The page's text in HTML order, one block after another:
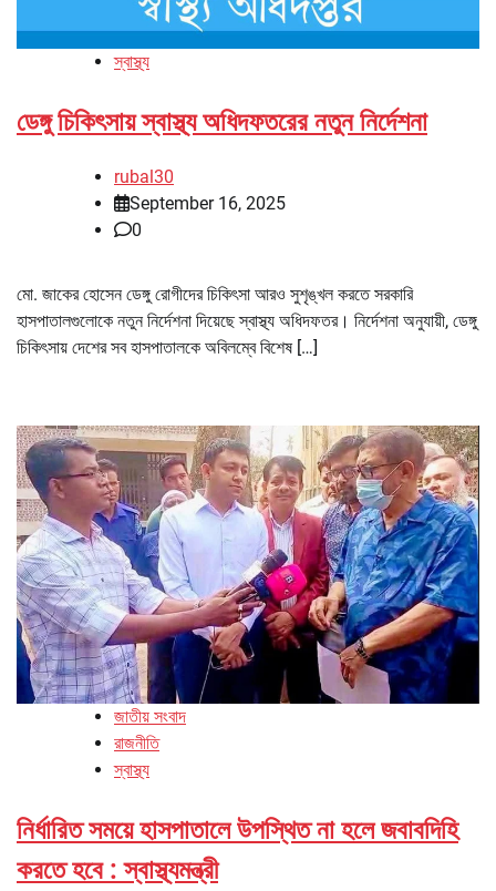
স্বাস্থ্য
ডেঙ্গু চিকিৎসায় স্বাস্থ্য অধিদফতরের নতুন নির্দেশনা
rubal30
September 16, 2025
0
মো. জাকের হোসেন ডেঙ্গু রোগীদের চিকিৎসা আরও সুশৃঙ্খল করতে সরকারি
হাসপাতালগুলোকে নতুন নির্দেশনা দিয়েছে স্বাস্থ্য অধিদফতর। নির্দেশনা অনুযায়ী, ডেঙ্গু
চিকিৎসায় দেশের সব হাসপাতালকে অবিলম্বে বিশেষ […]
জাতীয় সংবাদ
রাজনীতি
স্বাস্থ্য
নির্ধারিত সময়ে হাসপাতালে উপস্থিত না হলে জবাবদিহি
করতে হবে : স্বাস্থ্যমন্ত্রী